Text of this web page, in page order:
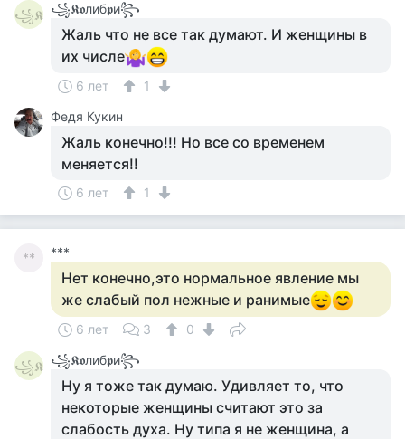
꧁𝕶 ꧁𝕶𝖔либ𝖕и꧂
Жаль что не все так думают. И женщины в
их числе
6 лет
1
Федя Кукин
Жаль конечно!!! Но все со временем
меняется!!
6 лет 1
** ***
Нет конечно,это нормальное явление мы
же слабый пол нежные и ранимые
6 лет 3 0
꧁𝕶 ꧁𝕶𝖔либ𝖕и꧂
Ну я тоже так думаю. Удивляет то, что
некоторые женщины считают это за
слабость духа. Ну типа я не женщина, а